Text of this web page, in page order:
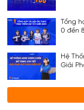
Tổng
0 đến
Hệ
Giải